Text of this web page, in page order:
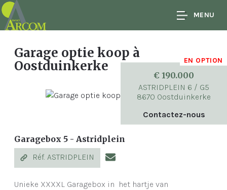
MENU
Garage optie koop à
Oostduinkerke
€ 190.000
ASTRIDPLEIN 6 / G5
8670 Oostduinkerke
Contactez-nous
EN OPTION
Garagebox 5 - Astridplein
Réf. ASTRIDPLEIN
Unieke XXXXL Garagebox in het hartje van